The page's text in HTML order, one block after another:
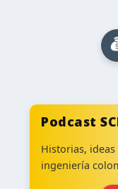
Podcast
Historias,
ingeniería